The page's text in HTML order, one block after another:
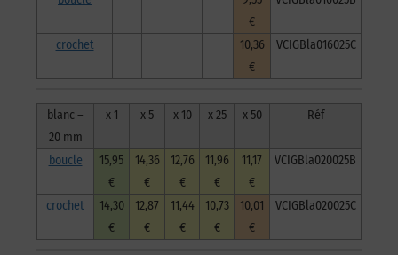
€
crochet
10,36
€
VCIGBla016025C
blanc –
20 mm
x 1 x 5 x 10 x 25 x 50 Réf
boucle
15,95
€
14,36
€
12,76
€
11,96
€
11,17
€
VCIGBla020025B
crochet
14,30
€
12,87
€
11,44
€
10,73
€
10,01
€
VCIGBla020025C